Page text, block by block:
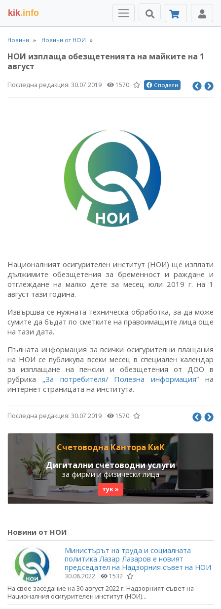
kik.info
Новини Новини от НОИ
НОИ изплаща обезщетенията на майките на 1
август
Последна редакция: 30.07.2019 1570 Сподели
Националният осигурителен институт (НОИ) ще изплати
дължимите обезщетения за бременност и раждане и
отглеждане на малко дете за месец юли 2019 г. на 1
август тази година.
Извършва се нужната техническа обработка, за да може
сумите да бъдат по сметките на правоимащите лица още
на тази дата.
Пълната информация за всички осигурителни плащания
на НОИ се публикува всеки месец в специален календар
за изплащане на пенсии и обезщетения от ДОО в
рубрика „За потребителя/ Полезна информация“ на
интернет страницата на института.
Последна редакция: 30.07.2019 1570
Счетоводна Кантора КиК
Дигитални счетоводни услуги
за фирми и физически лица
тук »
Новини от НОИ
Министърът на труда и социалната
политика Лазар Лазаров е новият
председател на Надзорния съвет на НОИ
30.08.2022 1532
На свое заседание на 30 август 2022 г. Надзорният съвет на
Националния осигурителен институт (НОИ)...